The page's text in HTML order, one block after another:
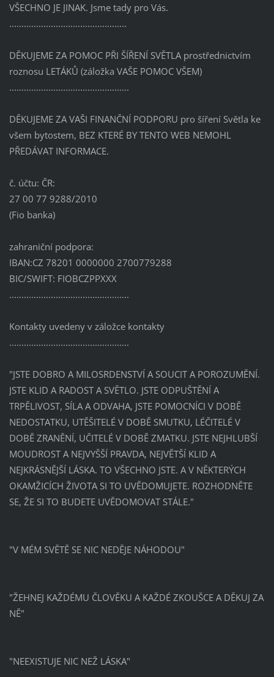
VŠECHNO JE JINAK. Jsme tady pro Vás.
................................................
DĚKUJEME ZA POMOC PŘI ŠÍŘENÍ SVĚTLA prostřednictvím
roznosu LETÁKŮ (záložka VAŠE POMOC VŠEM)
.................................................
DĚKUJEME ZA VAŠI FINANČNÍ PODPORU pro šíření Světla ke
všem bytostem, BEZ KTERÉ BY TENTO WEB NEMOHL
PŘEDÁVAT INFORMACE.
č. účtu: ČR:
27 00 77 9288/2010
(Fio banka)
zahraniční podpora:
IBAN:CZ 78201 0000000 2700779288
BIC/SWIFT: FIOBCZPPXXX
.................................................
Kontakty uvedeny v záložce kontakty
.................................................
"JSTE DOBRO A MILOSRDENSTVÍ A SOUCIT A POROZUMĚNÍ.
JSTE KLID A RADOST A SVĚTLO. JSTE ODPUŠTĚNÍ A
TRPĚLIVOST, SÍLA A ODVAHA, JSTE POMOCNÍCI V DOBĚ
NEDOSTATKU, UTĚŠITELÉ V DOBĚ SMUTKU, LÉČITELÉ V
DOBĚ ZRANĚNÍ, UČITELÉ V DOBĚ ZMATKU. JSTE NEJHLUBŠÍ
MOUDROST A NEJVYŠŠÍ PRAVDA, NEJVĚTŠÍ KLID A
NEJKRÁSNĚJŠÍ LÁSKA. TO VŠECHNO JSTE. A V NĚKTERÝCH
OKAMŽICÍCH ŽIVOTA SI TO UVĚDOMUJETE. ROZHODNĚTE
SE, ŽE SI TO BUDETE UVĚDOMOVAT STÁLE."
"V MÉM SVĚTĚ SE NIC NEDĚJE NÁHODOU"
"ŽEHNEJ KAŽDÉMU ČLOVĚKU A KAŽDÉ ZKOUŠCE A DĚKUJ ZA
NĚ"
"NEEXISTUJE NIC NEŽ LÁSKA"